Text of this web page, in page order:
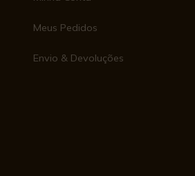
Meus Pedidos
Envio & Devoluções